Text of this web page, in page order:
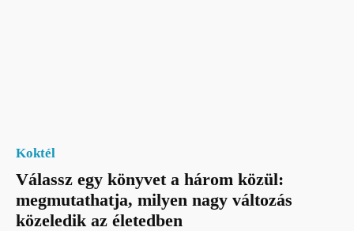
Koktél
Válassz egy könyvet a három közül:
megmutathatja, milyen nagy változás
közeledik az életedben